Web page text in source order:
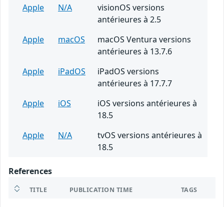
Apple
N/A
visionOS versions
antérieures à 2.5
Apple
macOS
macOS Ventura versions
antérieures à 13.7.6
Apple
iPadOS
iPadOS versions
antérieures à 17.7.7
Apple
iOS
iOS versions antérieures à
18.5
Apple
N/A
tvOS versions antérieures à
18.5
References
TITLE PUBLICATION TIME TAGS